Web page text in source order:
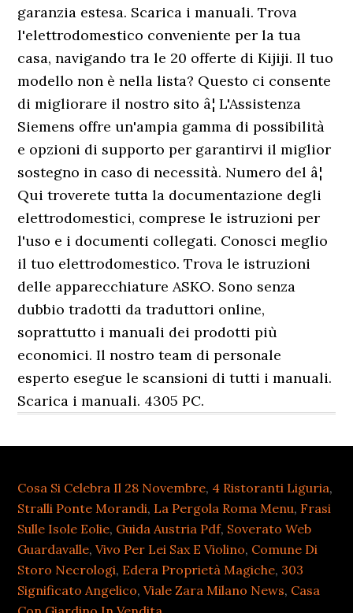
Cosa Si Celebra Il 28 Novembre, 4 Ristoranti Liguria,
Stralli Ponte Morandi, La Pergola Roma Menu, Frasi
Sulle Isole Eolie, Guida Austria Pdf, Soverato Web
Guardavalle,Vivo Per Lei Sax E Violino, Comune Di
Storo Necrologi, Edera Proprietà Magiche, 303
Significato Angelico,Viale Zara Milano News, Casa